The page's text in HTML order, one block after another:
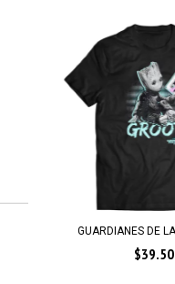
GUARDIANES DE